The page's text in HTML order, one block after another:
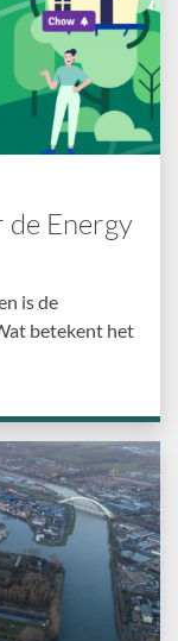
de Energy
is de
betekent het